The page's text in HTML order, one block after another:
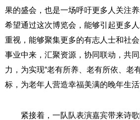
果的盛会，也是一场呼吁更多人关注养
希望通过这次博览会，能够引起更多
重视，能够聚集更多的有志人士和社
事业中来，汇聚资源，协同联动，共
力，为实现“老有所养、老有所依、老
标，为老年人营造幸福美满的晚年生活
紧接着，一队队表演嘉宾带来诗歌